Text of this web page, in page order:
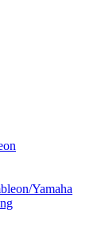
Yamaha